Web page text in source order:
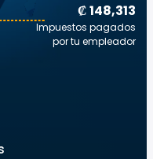
₡ 148,313
Impuestos pagados
por tu empleador